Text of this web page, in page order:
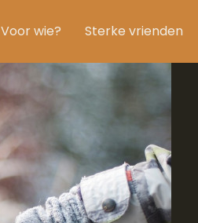
Voor wie? Sterke vrienden